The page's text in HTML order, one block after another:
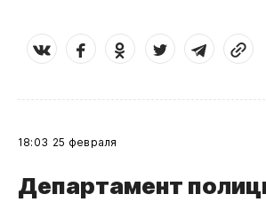
18:03 25 февраля
Департамент